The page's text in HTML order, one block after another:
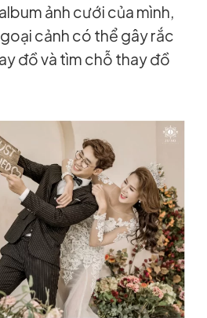
ảnh cưới của mình,
cảnh có thể gây rắc
đồ và tìm chỗ thay đồ